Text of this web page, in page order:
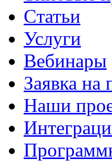
Cтатьи
Услуги
Вебинары
Заявка на
Наши